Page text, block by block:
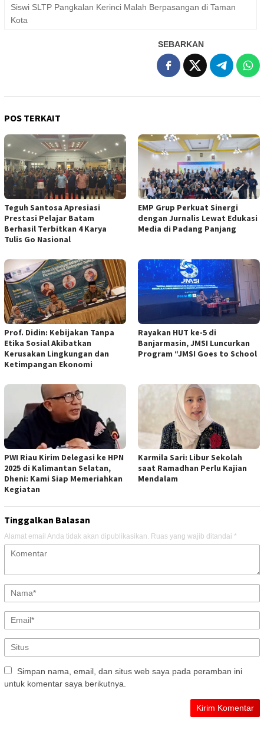
Siswi SLTP Pangkalan Kerinci Malah Berpasangan di Taman
Kota
SEBARKAN
POS TERKAIT
Teguh Santosa Apresiasi
Prestasi Pelajar Batam
Berhasil Terbitkan 4 Karya
Tulis Go Nasional
EMP Grup Perkuat Sinergi
dengan Jurnalis Lewat Edukasi
Media di Padang Panjang
Prof. Didin: Kebijakan Tanpa
Etika Sosial Akibatkan
Kerusakan Lingkungan dan
Ketimpangan Ekonomi
Rayakan HUT ke-5 di
Banjarmasin, JMSI Luncurkan
Program “JMSI Goes to School
PWI Riau Kirim Delegasi ke HPN
2025 di Kalimantan Selatan,
Dheni: Kami Siap Memeriahkan
Kegiatan
Karmila Sari: Libur Sekolah
saat Ramadhan Perlu Kajian
Mendalam
Tinggalkan Balasan
Alamat email Anda tidak akan dipublikasikan. Ruas yang wajib ditandai *
Simpan nama, email, dan situs web saya pada peramban ini
untuk komentar saya berikutnya.